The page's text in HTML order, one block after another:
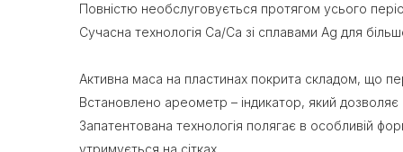
Повністю необслуговується протягом усього
Сучасна технологія Ca/Ca зі сплавами Ag для
Активна маса на пластинах покрита складом, що
Встановлено ареометр – індикатор, який
Запатентована технологія полягає в особливій